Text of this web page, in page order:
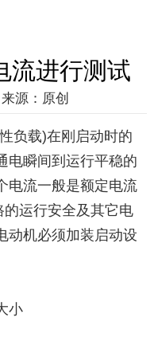
流进行测试
来源：原创
载)在刚启动时的
电瞬间到运行平稳的
电流一般是额定电流
运行安全及其它电
动机必须加装启动设
小